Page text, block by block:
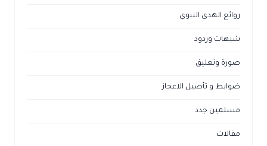
روائع الهدى النبوي
شبهات وردود
صورة وتعليق
ضوابط و تأصيل الاعجاز
مسلمين جدد
مقالات